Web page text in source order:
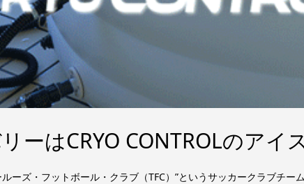
ーはCRYO CONTROLのア
ーズ・フットボール・クラブ（TFC）”というサッカークラブチ